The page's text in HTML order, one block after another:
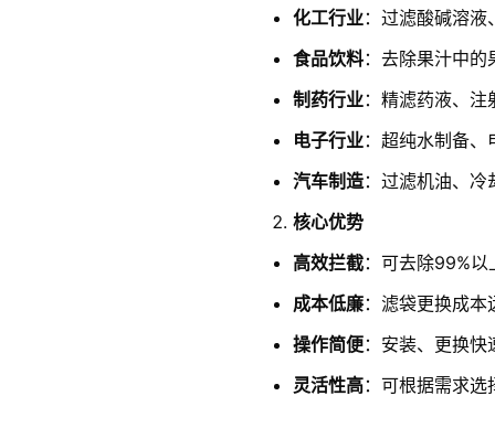
化工行业：过滤酸碱溶
食品饮料：去除果汁中
制药行业：精滤药液、注
电子行业：超纯水制备、
汽车制造：过滤机油、冷
核心优势
高效拦截：可去除99%
成本低廉：滤袋更换成
操作简便：安装、更换
灵活性高：可根据需求